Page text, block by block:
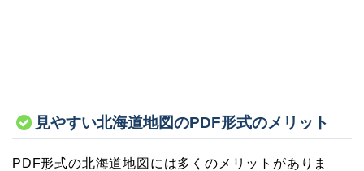
見やすい北海道地図のPDF形式のメリット
PDF形式の北海道地図には多くのメリットがありま